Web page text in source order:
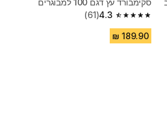
סקימבורד עץ דגם 100 למבוגרים
4.3
4.3 out of 5 stars from 61 reviews
(61)